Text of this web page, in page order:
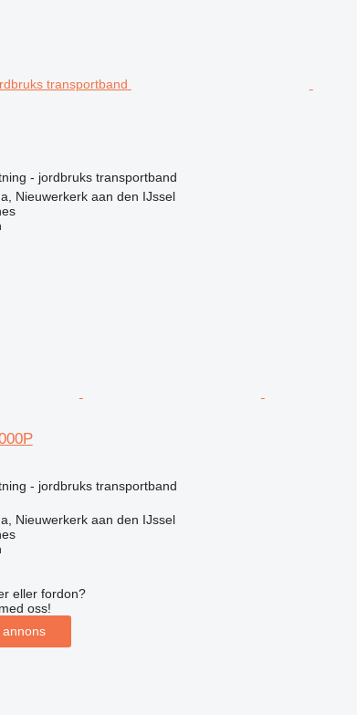
- jordbruks transportband
Nieuwerkerk aan den IJssel
- jordbruks transportband
Nieuwerkerk aan den IJssel
eller fordon?
oss!
annons